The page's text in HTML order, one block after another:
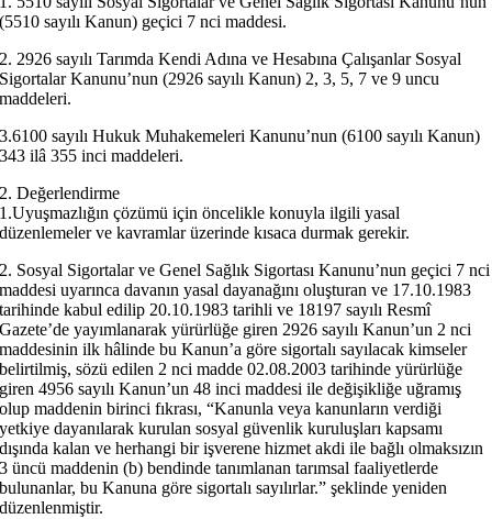
(5510 sayılı Kanun) geçici 7 nci maddesi.
2. 2926 sayılı Tarımda Kendi Adına ve Hesabına Çalışanlar Sosyal
Sigortalar Kanunu’nun (2926 sayılı Kanun) 2, 3, 5, 7 ve 9 uncu
maddeleri.
3.6100 sayılı Hukuk Muhakemeleri Kanunu’nun (6100 sayılı Kanun)
343 ilâ 355 inci maddeleri.
2. Değerlendirme
1.Uyuşmazlığın çözümü için öncelikle konuyla ilgili yasal
düzenlemeler ve kavramlar üzerinde kısaca durmak gerekir.
2. Sosyal Sigortalar ve Genel Sağlık Sigortası Kanunu’nun geçici 7 nci
maddesi uyarınca davanın yasal dayanağını oluşturan ve 17.10.1983
tarihinde kabul edilip 20.10.1983 tarihli ve 18197 sayılı Resmî
Gazete’de yayımlanarak yürürlüğe giren 2926 sayılı Kanun’un 2 nci
maddesinin ilk hâlinde bu Kanun’a göre sigortalı sayılacak kimseler
belirtilmiş, sözü edilen 2 nci madde 02.08.2003 tarihinde yürürlüğe
giren 4956 sayılı Kanun’un 48 inci maddesi ile değişikliğe uğramış
olup maddenin birinci fıkrası, “Kanunla veya kanunların verdiği
yetkiye dayanılarak kurulan sosyal güvenlik kuruluşları kapsamı
dışında kalan ve herhangi bir işverene hizmet akdi ile bağlı olmaksızın
3 üncü maddenin (b) bendinde tanımlanan tarımsal faaliyetlerde
bulunanlar, bu Kanuna göre sigortalı sayılırlar.” şeklinde yeniden
düzenlenmiştir.